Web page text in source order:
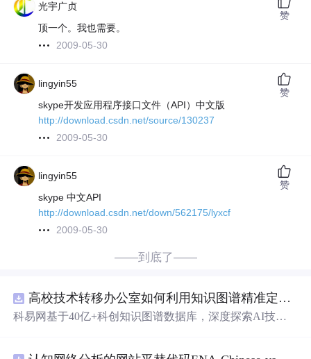
光宇广贞
顶一个。我也需要。
2009-05-30
赞
lingyin55
skype开发应用程序接口文件（API）中文版
http://download.csdn.net/source/130237
2009-05-30
赞
lingyin55
skype 中文API
http://download.csdn.net/down/562175/lyxcf
2009-05-30
赞
——到底了——
高校技术转移办公室如何利用知识图谱精准定位产业需求与技术适配点？.docx
科易网基于40亿+科创知识图谱数据库，深度探索AI技术